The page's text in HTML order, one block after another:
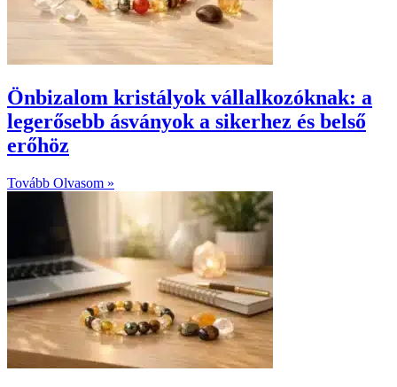
Önbizalom kristályok vállalkozóknak: a
legerősebb ásványok a sikerhez és belső
erőhöz
Tovább Olvasom »